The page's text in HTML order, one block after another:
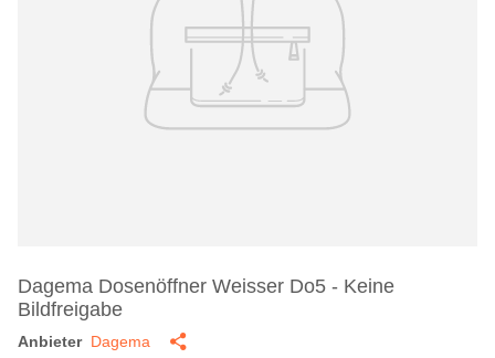
Dagema Dosenöffner Weisser Do5 - Keine
Bildfreigabe
Anbieter Dagema